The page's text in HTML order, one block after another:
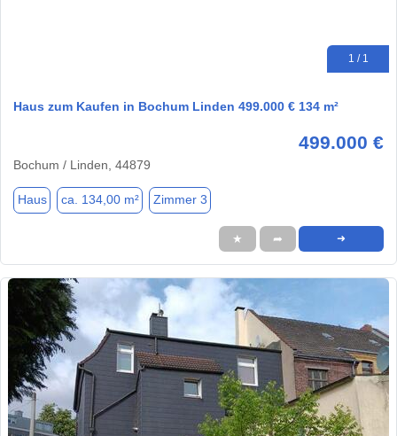
1 / 1
Haus zum Kaufen in Bochum Linden 499.000 € 134 m²
499.000 €
Bochum / Linden, 44879
Haus ca. 134,00 m² Zimmer 3
★ ➦ ➜